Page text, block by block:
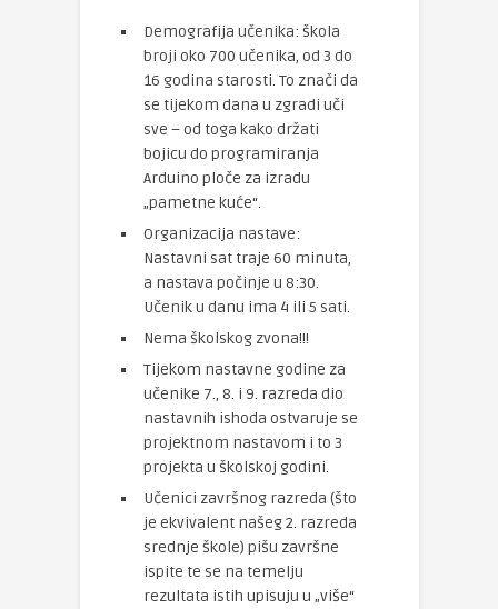
Demografija učenika: škola
broji oko 700 učenika, od 3 do
16 godina starosti. To znači da
se tijekom dana u zgradi uči
sve – od toga kako držati
bojicu do programiranja
Arduino ploče za izradu
„pametne kuće“.
Organizacija nastave:
Nastavni sat traje 60 minuta,
a nastava počinje u 8:30.
Učenik u danu ima 4 ili 5 sati.
Nema školskog zvona!!!
Tijekom nastavne godine za
učenike 7., 8. i 9. razreda dio
nastavnih ishoda ostvaruje se
projektnom nastavom i to 3
projekta u školskoj godini.
Učenici završnog razreda (što
je ekvivalent našeg 2. razreda
srednje škole) pišu završne
ispite te se na temelju
rezultata istih upisuju u „više“